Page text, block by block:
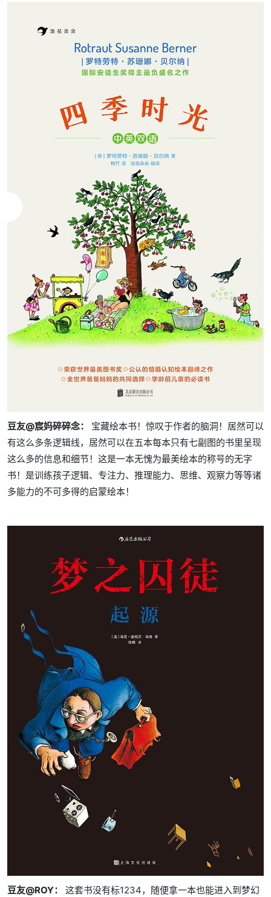
豆友@宸妈碎碎念：
宝藏绘本书！惊叹于作者的脑洞！居然可以
有这么多条逻辑线，居然可以在五本每本只有七副图的书里呈现
这么多的信息和细节！这是一本无愧为最美绘本的称号的无字
书！是训练孩子逻辑、专注力、推理能力、思维、观察力等等诸
多能力的不可多得的启蒙绘本！
豆友@ROY：
这套书没有标1234，随便拿一本也能进入到梦幻